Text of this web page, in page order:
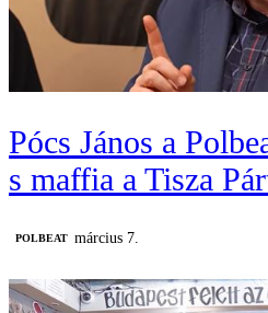
Pócs János a
s maffia a Tisza
‎POLBEAT március 7.